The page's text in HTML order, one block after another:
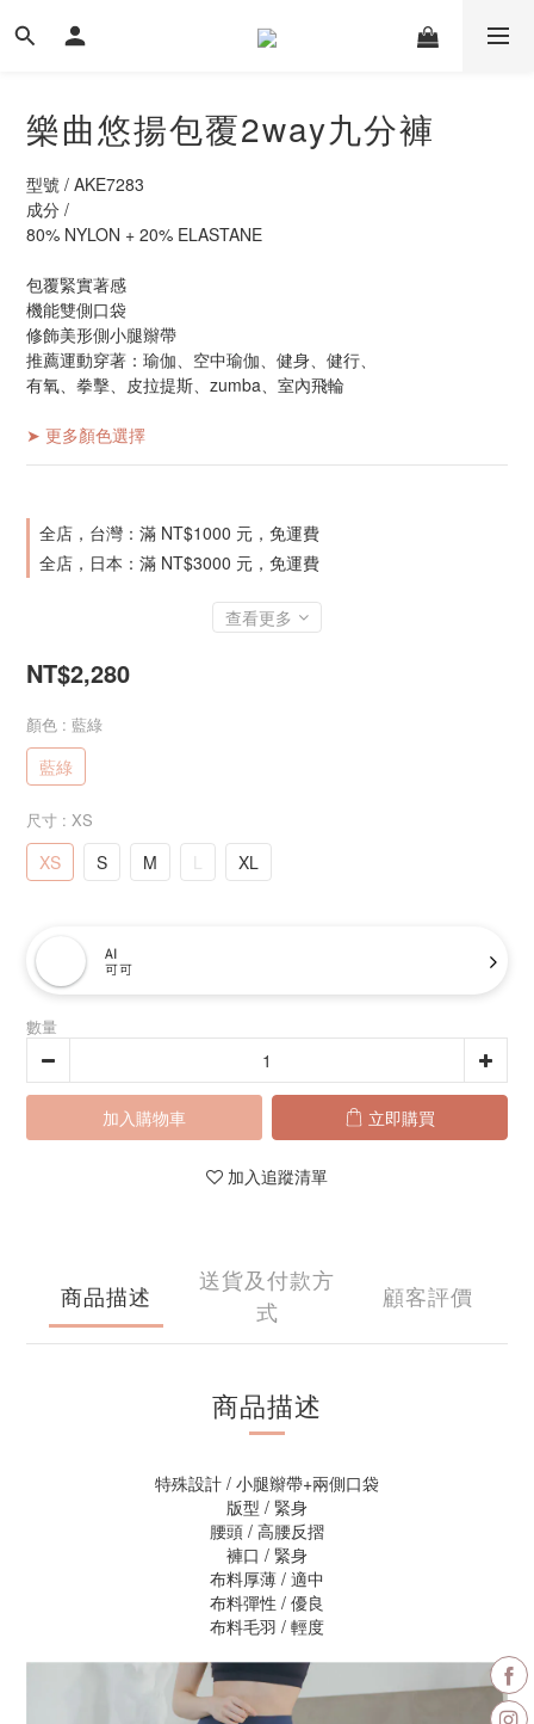
樂曲悠揚包覆2way九分褲
型號 / AKE7283
成分 /
80% NYLON + 20% ELASTANE
包覆緊實著感
機能雙側口袋
修飾美形側小腿辮帶
推薦運動穿著：瑜伽、空中瑜伽、健身、健行、
有氧、拳擊、皮拉提斯、zumba、室內飛輪
➤ 更多顏色選擇
全店，台灣：滿 NT$1000 元，免運費
全店，日本：滿 NT$3000 元，免運費
查看更多
NT$2,280
顏色 : 藍綠
藍綠
尺寸 : XS
XS S M L XL
AI
可可
數量
加入購物車 立即購買
加入追蹤清單
商品描述
送貨及付款方
式
顧客評價
商品描述
特殊設計 / 小腿辮帶+兩側口袋
版型 / 緊身
腰頭 / 高腰反摺
褲口 / 緊身
布料厚薄 / 適中
布料彈性 / 優良
布料毛羽 / 輕度